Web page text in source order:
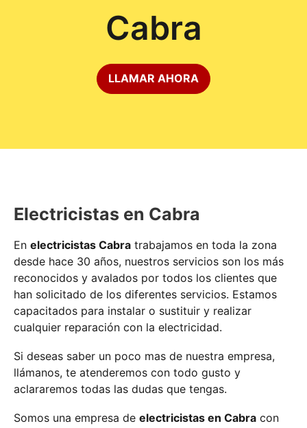
Cabra
LLAMAR AHORA
Electricistas en Cabra
En electricistas Cabra trabajamos en toda la zona
desde hace 30 años, nuestros servicios son los más
reconocidos y avalados por todos los clientes que
han solicitado de los diferentes servicios. Estamos
capacitados para instalar o sustituir y realizar
cualquier reparación con la electricidad.
Si deseas saber un poco mas de nuestra empresa,
llámanos, te atenderemos con todo gusto y
aclararemos todas las dudas que tengas.
Somos una empresa de electricistas en Cabra con